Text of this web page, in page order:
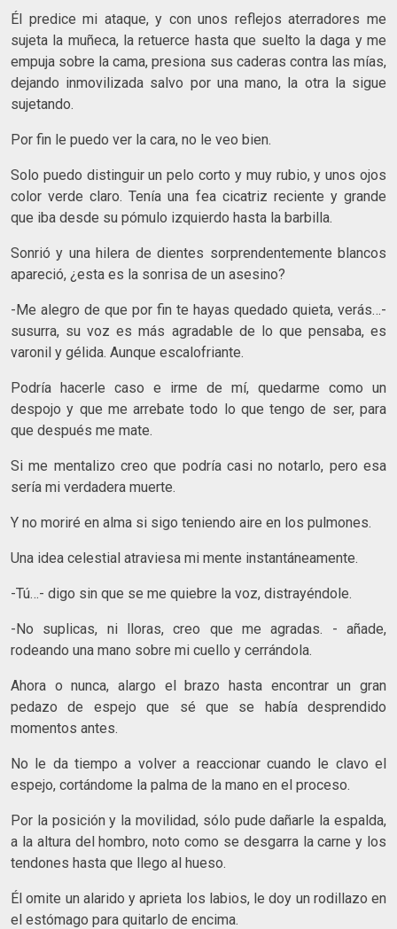
Él predice mi ataque, y con unos reflejos aterradores me
sujeta la muñeca, la retuerce hasta que suelto la daga y me
empuja sobre la cama, presiona sus caderas contra las mías,
dejando inmovilizada salvo por una mano, la otra la sigue
sujetando.
Por fin le puedo ver la cara, no le veo bien.
Solo puedo distinguir un pelo corto y muy rubio, y unos ojos
color verde claro. Tenía una fea cicatriz reciente y grande
que iba desde su pómulo izquierdo hasta la barbilla.
Sonrió y una hilera de dientes sorprendentemente blancos
apareció, ¿esta es la sonrisa de un asesino?
-Me alegro de que por fin te hayas quedado quieta, verás…-
susurra, su voz es más agradable de lo que pensaba, es
varonil y gélida. Aunque escalofriante.
Podría hacerle caso e irme de mí, quedarme como un
despojo y que me arrebate todo lo que tengo de ser, para
que después me mate.
Si me mentalizo creo que podría casi no notarlo, pero esa
sería mi verdadera muerte.
Y no moriré en alma si sigo teniendo aire en los pulmones.
Una idea celestial atraviesa mi mente instantáneamente.
-Tú…- digo sin que se me quiebre la voz, distrayéndole.
-No suplicas, ni lloras, creo que me agradas. - añade,
rodeando una mano sobre mi cuello y cerrándola.
Ahora o nunca, alargo el brazo hasta encontrar un gran
pedazo de espejo que sé que se había desprendido
momentos antes.
No le da tiempo a volver a reaccionar cuando le clavo el
espejo, cortándome la palma de la mano en el proceso.
Por la posición y la movilidad, sólo pude dañarle la espalda,
a la altura del hombro, noto como se desgarra la carne y los
tendones hasta que llego al hueso.
Él omite un alarido y aprieta los labios, le doy un rodillazo en
el estómago para quitarlo de encima.